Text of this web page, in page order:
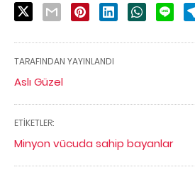
TARAFINDAN YAYINLANDI
Aslı Güzel
ETIKETLER:
Minyon vücuda sahip bayanlar